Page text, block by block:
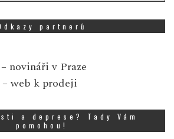
partnerů
– novináři v Praze
– web k prodeji
a deprese? Tady Vám
pomohou!